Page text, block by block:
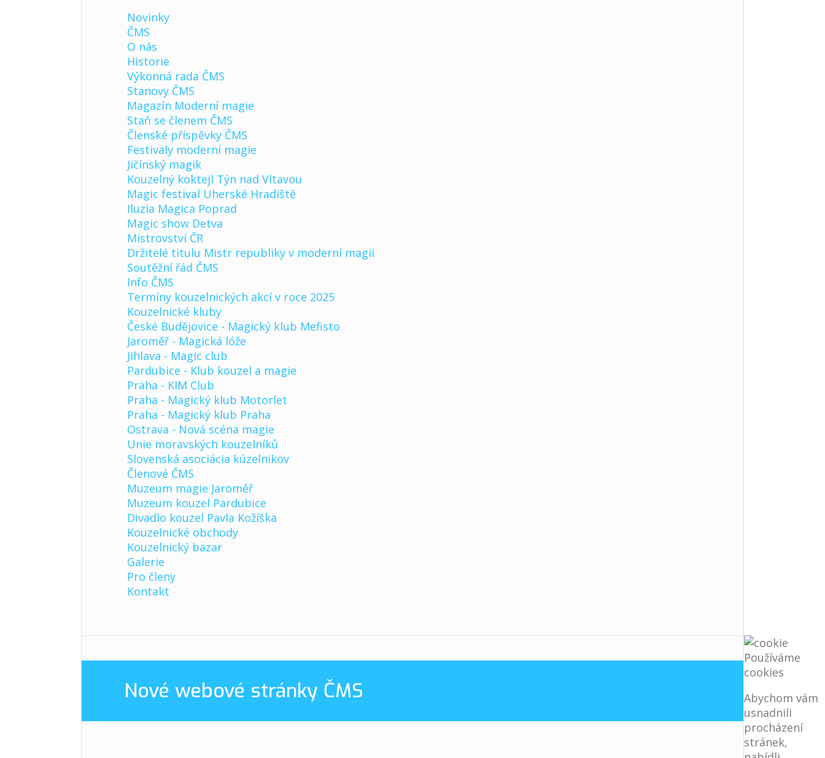
Novinky
ČMS
O nás
Historie
Výkonná rada ČMS
Stanovy ČMS
Magazín Moderní magie
Staň se členem ČMS
Členské příspěvky ČMS
Festivaly moderní magie
Jičínský magik
Kouzelný koktejl Týn nad Vltavou
Magic festival Uherské Hradiště
Iluzia Magica Poprad
Magic show Detva
Mistrovství ČR
Držitelé titulu Mistr republiky v moderní magii
Soutěžní řád ČMS
Info ČMS
Termíny kouzelnických akcí v roce 2025
Kouzelnické kluby
České Budějovice - Magický klub Mefisto
Jaroměř - Magická lóže
Jihlava - Magic club
Pardubice - Klub kouzel a magie
Praha - KIM Club
Praha - Magický klub Motorlet
Praha - Magický klub Praha
Ostrava - Nová scéna magie
Unie moravských kouzelníků
Slovenská asociácia kúzelnikov
Členové ČMS
Muzeum magie Jaroměř
Muzeum kouzel Pardubice
Divadlo kouzel Pavla Kožíška
Kouzelnické obchody
Kouzelnický bazar
Galerie
Pro členy
Kontakt
Nové webové stránky ČMS
Používáme
cookies
Abychom vám
usnadnili
procházení
stránek,